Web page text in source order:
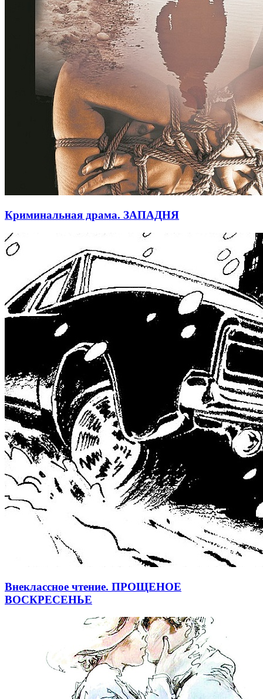
Криминальная драма. ЗАПАДНЯ
Внеклассное чтение. ПРОЩЕНОЕ
ВОСКРЕСЕНЬЕ